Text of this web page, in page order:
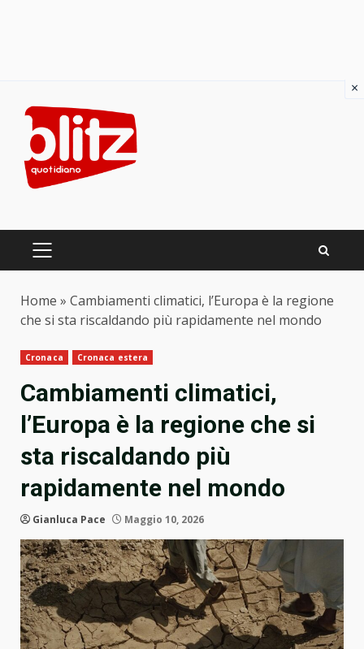
content
PRIMARY
Home » Cambiamenti climatici, l’Europa è la regione
che si sta riscaldando più rapidamente nel mondo
Cronaca Cronaca estera
Cambiamenti climatici,
l’Europa è la regione che si
sta riscaldando più
rapidamente nel mondo
Gianluca Pace Maggio 10, 2026
×